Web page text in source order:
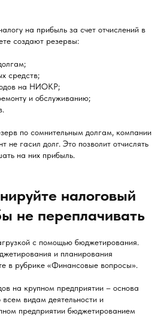
на прибыль за счет отчислений в
создают резервы:
средств;
на НИОКР;
и обслуживанию;
по сомнительным долгам, компании
не гасил долг. Это позволит отчислять
на них прибыль.
налоговый
не переплачивать
с помощью бюджетирования.
и планирования
в рубрике «Финансовые вопросы».
на крупном предприятии – основа
видам деятельности и
предприятии бюджетированием